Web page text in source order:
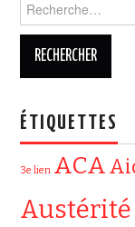
ÉTIQUETTES
3e lien ACA
Austérité